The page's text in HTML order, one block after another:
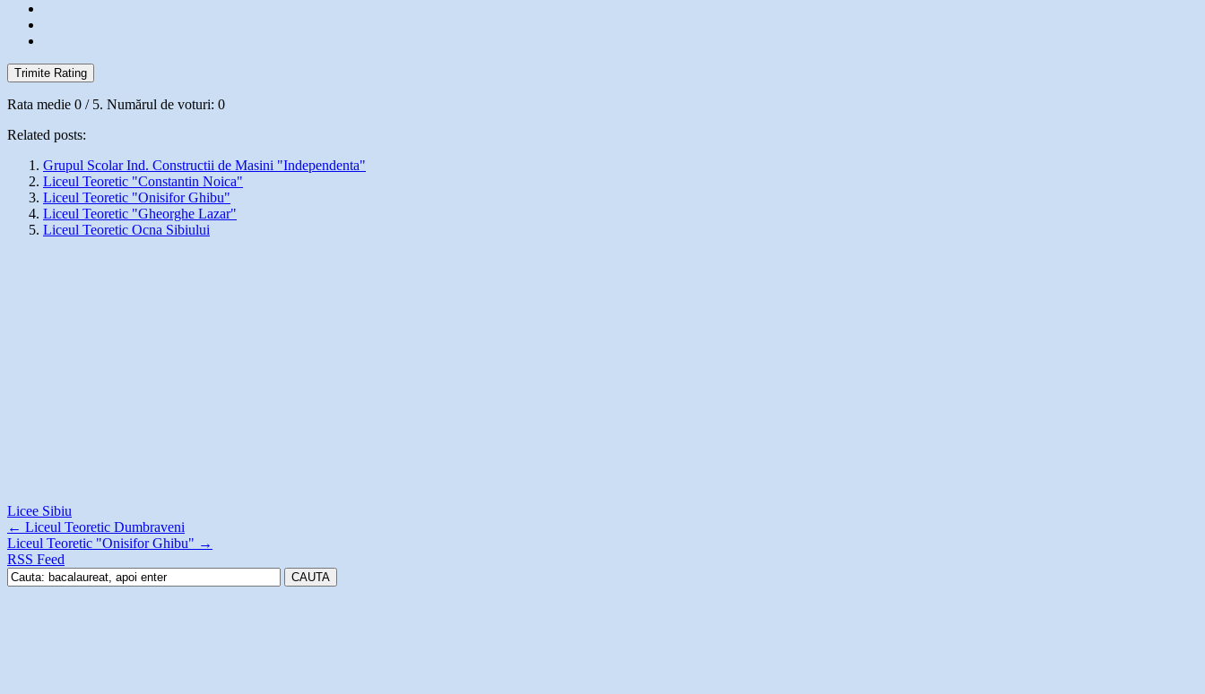
Trimite Rating
Rata medie 0 / 5. Numărul de voturi: 0
Related posts:
Grupul Scolar Ind. Constructii de Masini "Independenta"
Liceul Teoretic "Constantin Noica"
Liceul Teoretic "Onisifor Ghibu"
Liceul Teoretic "Gheorghe Lazar"
Liceul Teoretic Ocna Sibiului
Licee Sibiu
← Liceul Teoretic Dumbraveni
Liceul Teoretic "Onisifor Ghibu" →
RSS Feed